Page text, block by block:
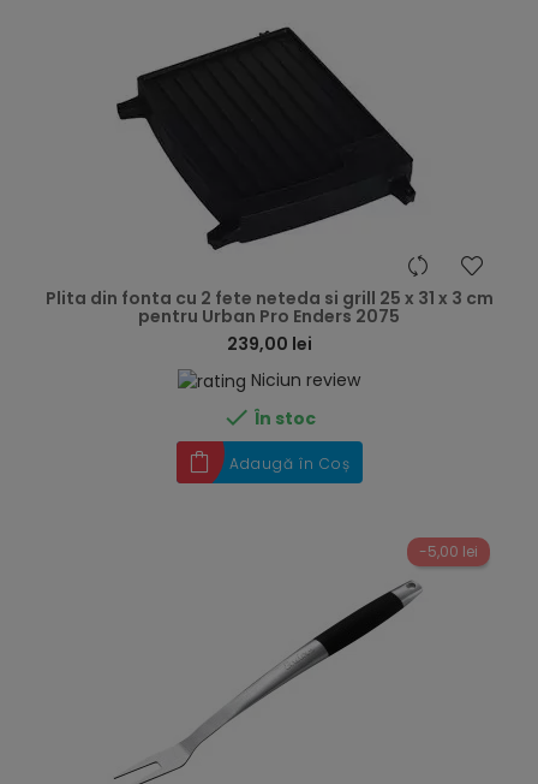
Plita din fonta cu 2 fete neteda si grill 25 x 31 x 3 cm
pentru Urban Pro Enders 2075
239,00 lei
Niciun review
 În stoc
Adaugă în Coș
-5,00 lei